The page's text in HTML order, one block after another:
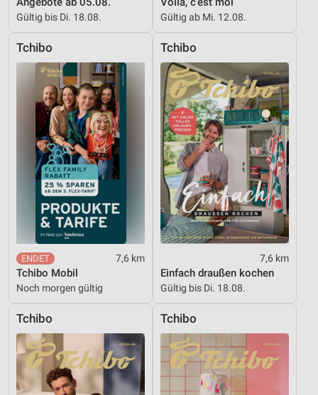
Gültig bis Di. 18.08. Gültig ab Mi. 12.08.
Tchibo
7,6 km
Tchibo Mobil
Noch morgen gültig
Tchibo
7,6 km
Einfach draußen kochen
Gültig bis Di. 18.08.
Tchibo Tchibo
IAB-Besonderheiten:
Informationen identifizieren
Nicht-IAB-Verarbeitungszwecke:
Notwendig
Performance
Funktional
Werbung